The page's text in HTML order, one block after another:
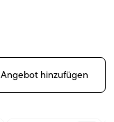
hinzufügen